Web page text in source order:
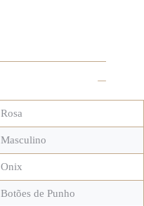
Rosa
Masculino
Onix
Botões de Punho